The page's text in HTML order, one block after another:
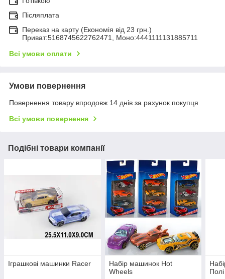
Післяплата
Переказ на карту (Економія від 23 грн.)
Приват:5168745622762471, Моно:4441111131885711
Всі умови оплати
Умови повернення
Повернення товару впродовж 14 днів за рахунок покупця
Всі умови повернення
Подібні товари компанії
Іграшкові машинки Racer
Набір машинок Hot
Wheels
Полі